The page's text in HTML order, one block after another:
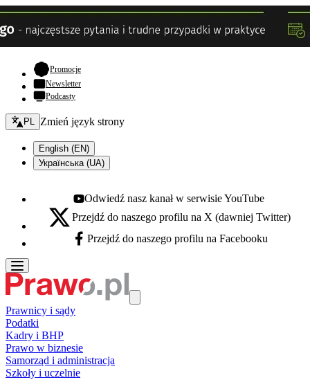
Promocje- otwiera się w nowej karcie
Newsletter
Podcasty
Zmień język - bieżący:
PL Zmień język strony
English (EN)
Українська (UA)
Youtube - otwiera się w nowej karcie
Odwiedź nasz kanał w serwisie YouTube
X - otwiera się w nowej karcie
Przejdź do naszego profilu na X (dawniej Twitter)
Facebook - otwiera się w nowej karcie
Przejdź do naszego profilu na Facebooku
Prawnicy i sądy
Podatki
Kadry i BHP
Prawo w biznesie
Samorząd i administracja
Szkoły i uczelnie